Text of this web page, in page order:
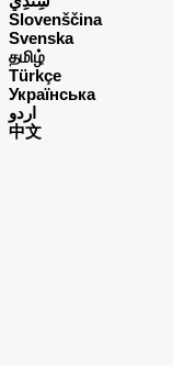
Slovenščina
Svenska
தமிழ்
Türkçe
Українська
اردو
中文